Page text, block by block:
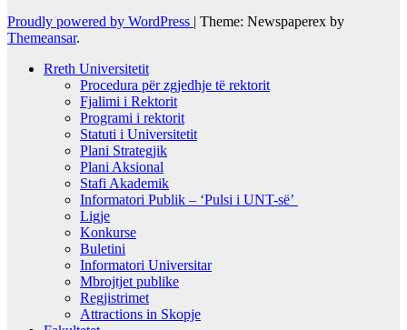
Proudly powered by WordPress | Theme: Newspaperex by
Themeansar.
Rreth Universitetit
Procedura për zgjedhje të rektorit
Fjalimi i Rektorit
Programi i rektorit
Statuti i Universitetit
Plani Strategjik
Plani Aksional
Stafi Akademik
Informatori Publik – ‘Pulsi i UNT-së’
Ligje
Konkurse
Buletini
Informatori Universitar
Mbrojtjet publike
Regjistrimet
Attractions in Skopje